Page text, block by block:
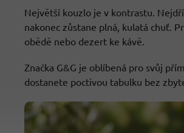
Největší kouzlo je v kontrastu.
nakonec zůstane plná, kulatá chuť.
obědě nebo dezert ke kávě.
Značka G&G je oblíbená pro svůj
dostanete poctivou tabulku bez